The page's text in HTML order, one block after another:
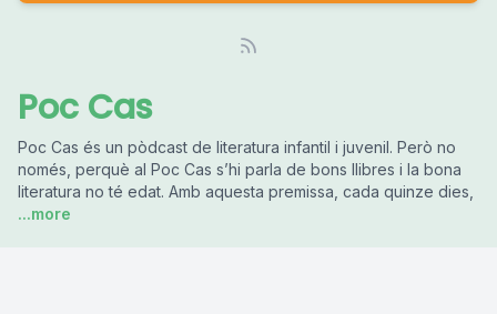
Poc Cas
Poc Cas és un pòdcast de literatura infantil i juvenil. Però no
només, perquè al Poc Cas s’hi parla de bons llibres i la bona
literatura no té edat. Amb aquesta premissa, cada quinze dies,
...more